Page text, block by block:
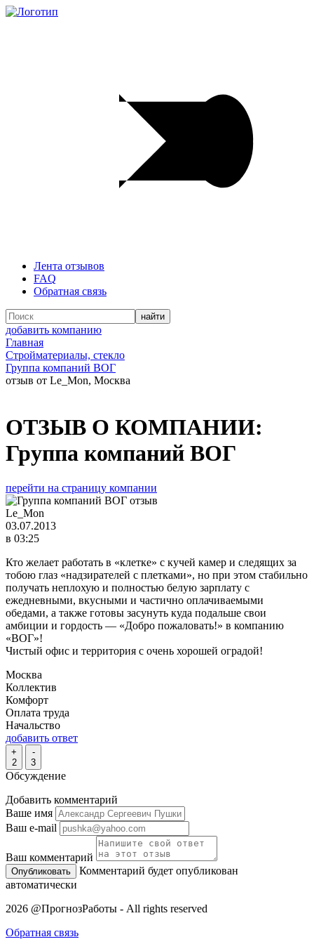
Лента отзывов
FAQ
Обратная связь
добавить компанию
Главная
Стройматериалы, стекло
Группа компаний ВОГ
отзыв от Le_Mon, Москва
ОТЗЫВ О КОМПАНИИ:
Группа компаний ВОГ
перейти на страницу компании
Le_Mon
03.07.2013
в 03:25
Кто желает работать в «клетке» с кучей камер и следящих за
тобою глаз «надзирателей с плетками», но при этом стабильно
получать неплохую и полностью белую зарплату с
ежедневными, вкусными и частично оплачиваемыми
обедами, а также готовы засунуть куда подальше свои
амбиции и гордость — «Добро пожаловать!» в компанию
«ВОГ»!
Чистый офис и территория с очень хорошей оградой!
Москва
Коллектив
Комфорт
Оплата труда
Начальство
добавить ответ
+
2
-
3
Обсуждение
Добавить комментарий
Ваше имя
Ваш e-mail
Ваш комментарий
Комментарий будет опубликован
автоматически
2026 @ПрогнозРаботы - All rights reserved
Обратная связь